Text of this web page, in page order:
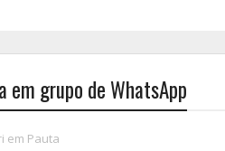
grupo de WhatsApp
em Pauta